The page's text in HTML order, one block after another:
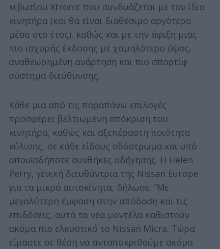
κιβωτίου Xtronic που συνδυάζεται με τον ίδιο
κινητήρα (και θα είναι διαθέσιμο αργότερα
μέσα στο έτος), καθώς και με την άφιξη μιας
πιο ισχυρής έκδοσης με χαμηλότερο ύψος,
αναθεωρημένη ανάρτηση και πιο σπορτίφ
σύστημα διεύθυνσης.
Κάθε μια από τις παραπάνω επιλογές
προσφέρει βελτιωμένη απόκριση του
κινητήρα, καθώς και αξεπέραστη ποιότητα
κύλισης, σε κάθε είδους οδόστρωμα και υπό
οποιεσδήποτε συνθήκες οδήγησης. Η Helen
Perry, γενική διευθύντρια της Nissan Europe
για τα μικρά αυτοκίνητα, δήλωσε: “Με
μεγαλύτερη έμφαση στην απόδοση και τις
επιδόσεις, αυτά τα νέα μοντέλα καθιστούν
ακόμα πιο ελκυστικό το Nissan Micra. Τώρα
είμαστε σε θέση να ανταποκριθούμε ακόμα